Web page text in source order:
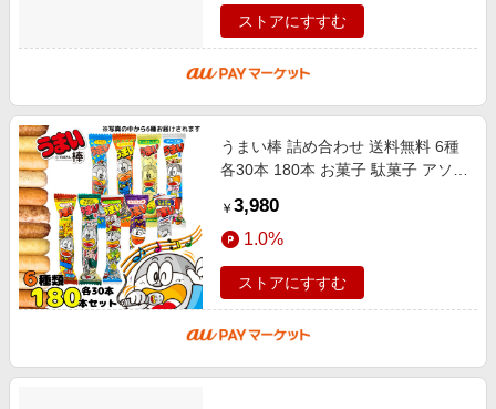
ストアにすすむ
うまい棒 詰め合わせ 送料無料 6種
各30本 180本 お菓子 駄菓子 アソー
きん スナック菓子 おやつ 子供
￥ 3,980
1.0%
ストアにすすむ